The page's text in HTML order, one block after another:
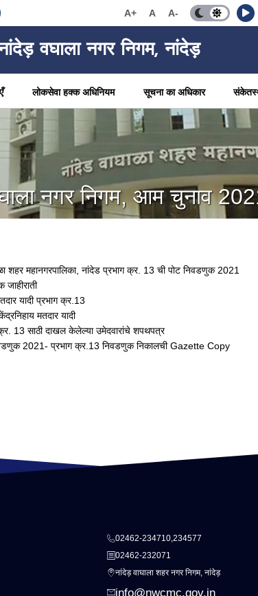
A+ A A-
वघाला नगर निगम, नांदेड़
लोकसेवा हक्क अधिनियम सूचना का अधिकार
नगर निगम, आम चुनाव
शहर महानगरपालिका, नांदेड प्रभाग क्र. 13 ची पोट निवडणुक 2021
यादी प्रभाग क्र.13
मतदार यादी
13 साठी दाखल केलेल्या उमेदवारांचे शपथपत्र
2021- प्रभाग क्र.13 निवडणुक निकालची Gazette Copy
02462-234710,234577
02462-232071
नांदेड़ वाघाला शहर नगर निगम, नांदेड़
info@nwcmc.gov.in